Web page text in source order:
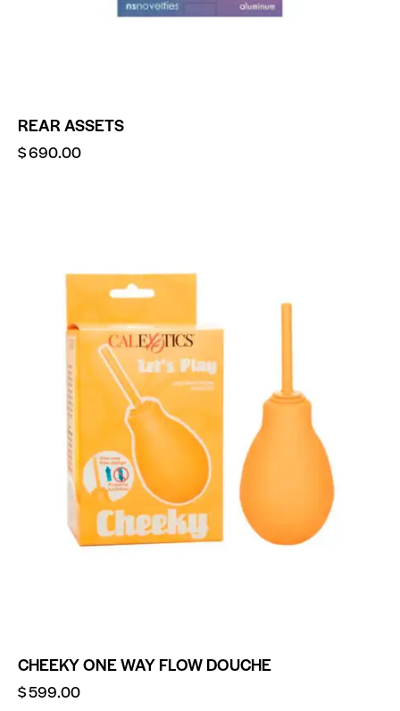
REAR ASSETS
$690.00
CHEEKY ONE WAY FLOW DOUCHE
$599.00